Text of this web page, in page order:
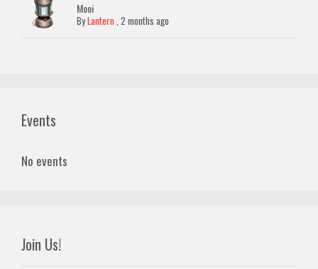
Mooi
ByLantern ,2 months ago
Events
No events
Join Us!